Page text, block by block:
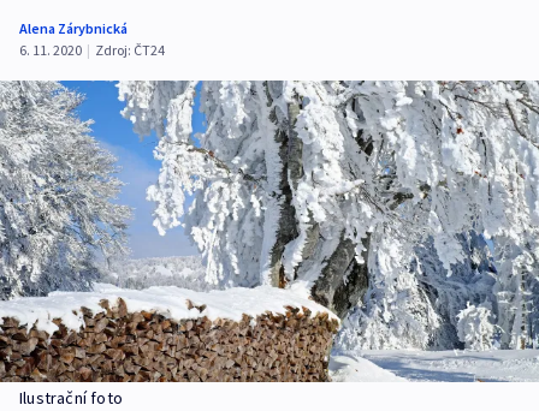
Alena Zárybnická
6. 11. 2020 | Zdroj: ČT24
Ilustrační foto